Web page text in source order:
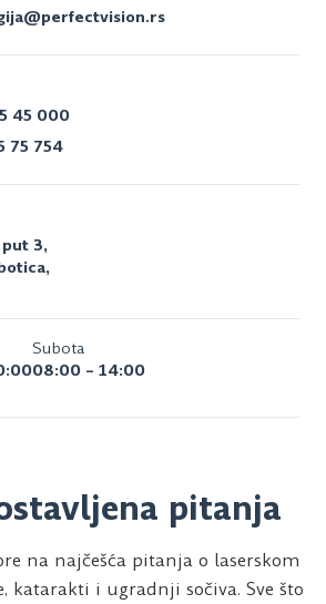
45 000
75 754
3,
Subota
08:00 – 14:00
pitanja
na najčešća pitanja o laserskom
katarakti i ugradnji sočiva. Sve što